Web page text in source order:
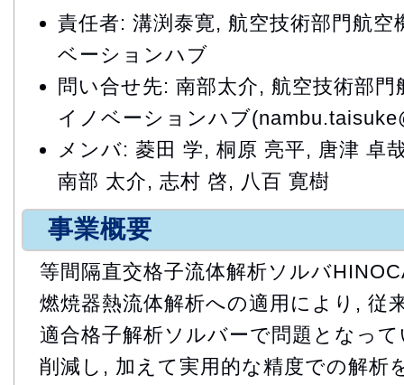
責任者: 溝渕泰寛, 航空技術部門航
ベーションハブ
問い合せ先: 南部太介, 航空技術部
イノベーションハブ
メンバ: 菱田 学, 桐原 亮平, 唐津 卓
南部 太介, 志村 啓, 八百 寛樹
事業概要
等間隔直交格子流体解析ソルバ
燃焼器熱流体解析への適用により, 従
適合格子解析ソルバーで問題となっ
削減し, 加えて実用的な精度での解析